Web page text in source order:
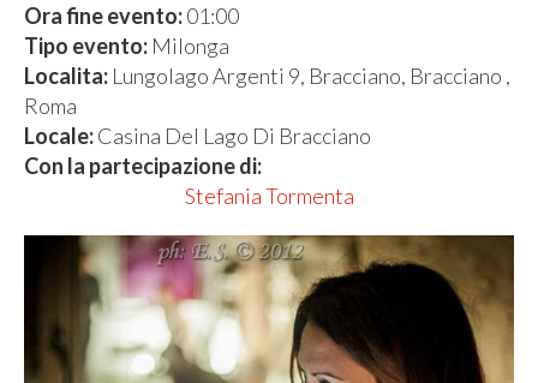
Ora fine evento:01:00
Tipo evento: Milonga
Localita: Lungolago Argenti 9, Bracciano, Bracciano ,
Roma
Locale:Casina Del Lago Di Bracciano
Con la partecipazione di:
Stefania Tormenta